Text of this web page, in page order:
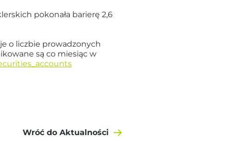
pokonała barierę 2,6
o liczbie prowadzonych
są co miesiąc w
Wróć do Aktualności